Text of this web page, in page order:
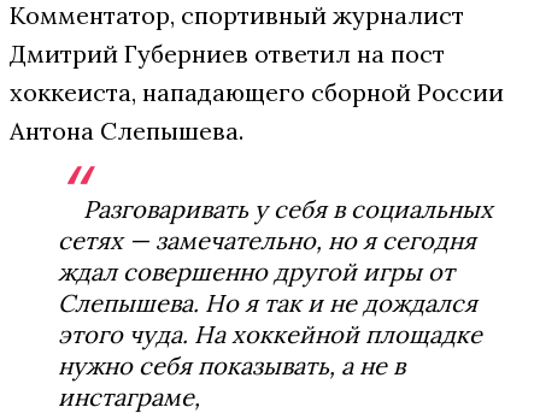
Комментатор, спортивный журналист
Дмитрий Губерниев ответил на пост
хоккеиста, нападающего сборной России
Антона Слепышева.
Разговаривать у себя в социальных
сетях — замечательно, но я сегодня
ждал совершенно другой игры от
Слепышева. Но я так и не дождался
этого чуда. На хоккейной площадке
нужно себя показывать, а не в
инстаграме,